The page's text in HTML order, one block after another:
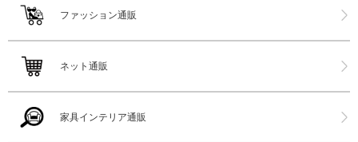
ファッション通販
ネット通販
家具インテリア通販